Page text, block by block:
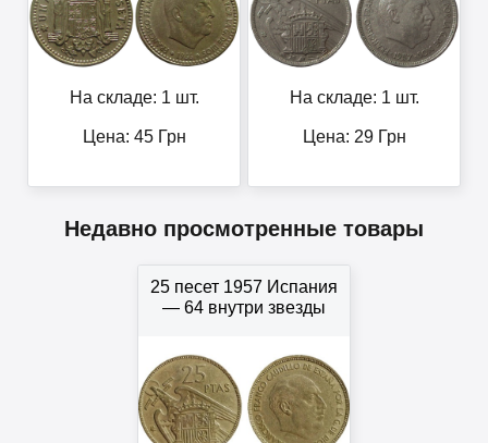
На складе: 1 шт.
Цена: 45Грн
На складе: 1 шт.
Цена: 29Грн
Недавно просмотренные товары
25 песет 1957 Испания
— 64 внутри звезды